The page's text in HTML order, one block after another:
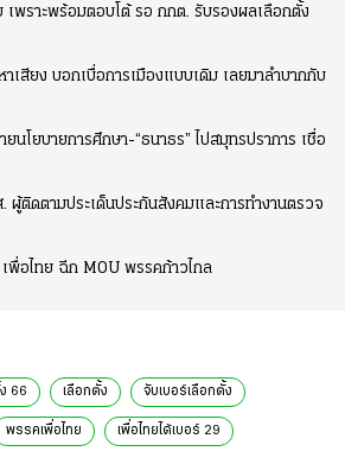
เพราะพร้อมตอบโต้ รอ กกต. รับรองผลเลือกตั้ง
าเสียง บอกเบื่อการเมืองแบบเดิม เลยมาลำบากกับ
ยนโยบายการศึกษา-“ธนาธร” ไปสมุทรปราการ เชื่อ
ผู้ติดตามประเด็นประกันสังคมและการทำงานตรวจ
พื่อไทย ฉีก MOU พรรคก้าวไกล
66 เลือกตั้ง จับเบอร์เลือกตั้ง
พรรคเพื่อไทย เพื่อไทยได้เบอร์ 29